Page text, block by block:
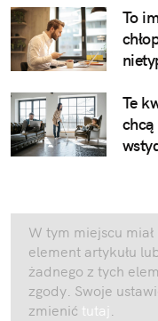
To
Te
W tym miejscu
element artykułu
żadnego z tych
zgody. Swoje
zmienić tutaj .